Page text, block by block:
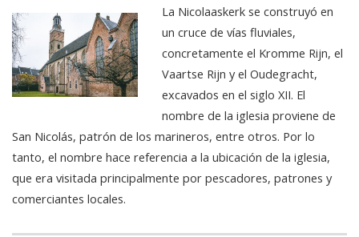
La Nicolaaskerk se construyó en
un cruce de vías fluviales,
concretamente el Kromme Rijn, el
Vaartse Rijn y el Oudegracht,
excavados en el siglo XII. El
nombre de la iglesia proviene de
San Nicolás, patrón de los marineros, entre otros. Por lo
tanto, el nombre hace referencia a la ubicación de la iglesia,
que era visitada principalmente por pescadores, patrones y
comerciantes locales.